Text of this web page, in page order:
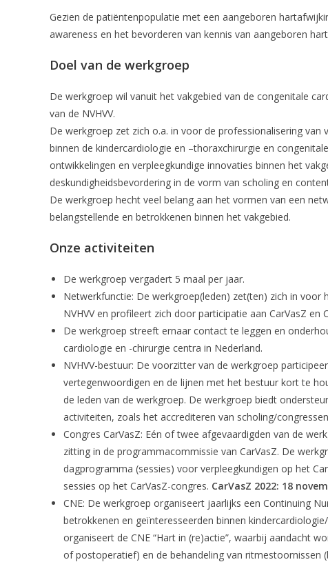
Gezien de patiëntenpopulatie met een aangeboren
awareness en het bevorderen van kennis van aangeboren
Doel van de werkgroep
De werkgroep wil vanuit het vakgebied van de congenitale
van de NVHVV.
De werkgroep zet zich o.a. in voor de professionalisering
binnen de kindercardiologie en –thoraxchirurgie en
ontwikkelingen en verpleegkundige innovaties binnen het
deskundigheidsbevordering in de vorm van scholing en
De werkgroep hecht veel belang aan het vormen van een
belangstellende en betrokkenen binnen het vakgebied.
Onze activiteiten
De werkgroep vergadert 5 maal per jaar.
Netwerkfunctie: De werkgroep(leden) zet(ten) zich in
NVHVV en profileert zich door participatie aan CarVasZ en
De werkgroep streeft ernaar contact te leggen en
cardiologie en -chirurgie centra in Nederland.
NVHVV-bestuur: De voorzitter van de werkgroep
vertegenwoordigen en de lijnen met het bestuur kort te
de leden van de werkgroep. De werkgroep biedt
activiteiten, zoals het accrediteren van scholing/
Congres CarVasZ: Eén of twee afgevaardigden van de
zitting in de programmacommissie van CarVasZ. De
dagprogramma (sessies) voor verpleegkundigen op het
sessies op het CarVasZ-congres. CarVasZ 2022: 18
CNE: De werkgroep organiseert jaarlijks een Continuing
betrokkenen en geïnteresseerden binnen
organiseert de CNE “Hart in (re)actie”, waarbij aandacht
of postoperatief) en de behandeling van ritmestoornissen